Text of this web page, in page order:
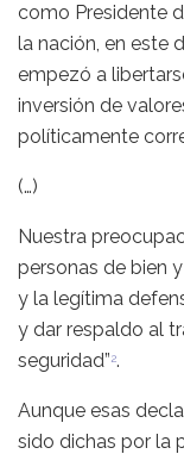
como Presidente
la nación, en este
empezó a
inversión de
políticamente
(…)
Nuestra
personas de bien
y la legítima
y dar respaldo al
seguridad”2.
Aunque esas
sido dichas por la